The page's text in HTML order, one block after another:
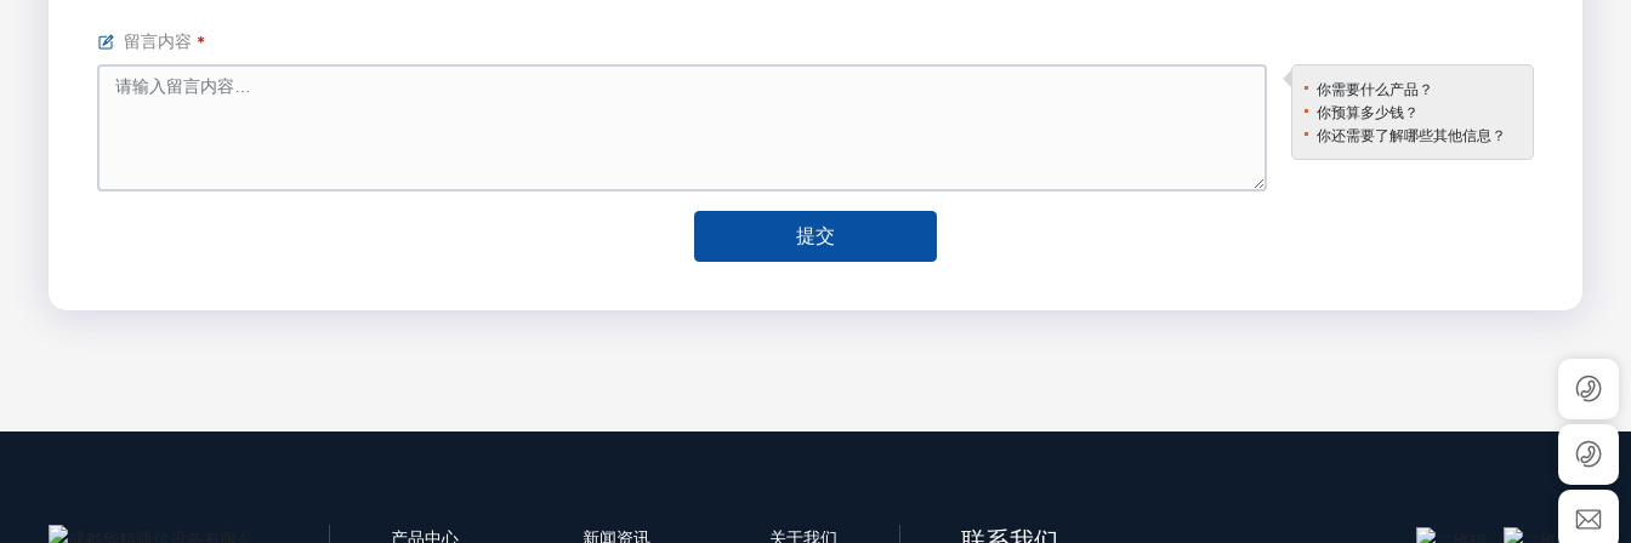
留言内容
你需要什么产品？
你预算多少钱？
你还需要了解哪些其他信息？
提交
产品中心 新闻资讯 关于我们